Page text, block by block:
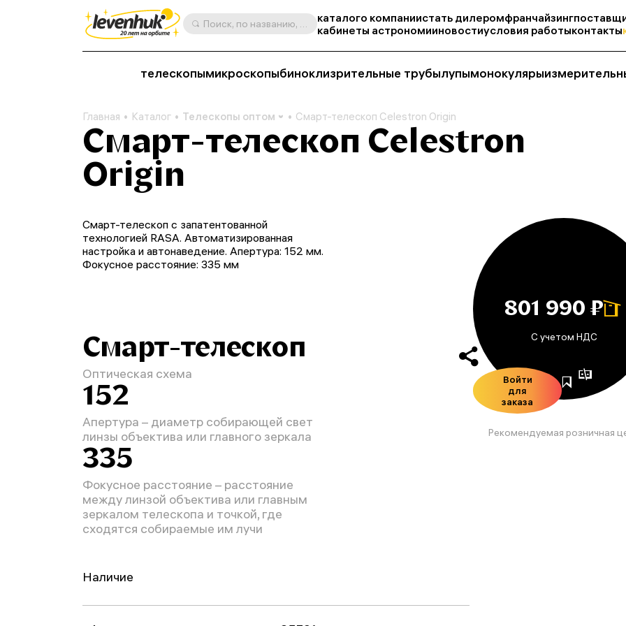
Поиск, по названию, артикулу, категории и др. каталого компаниистать дилеромфранчайзинг
кабинеты астрономииновостиусловия работыконтакты
телескопымикроскопыбиноклизрительные трубылупымонокуляры
Главная Каталог Телескопы оптом Смарт-телескоп Celestron Origin
Смарт-телескоп Celestron
Origin
801 990 ₽
С учетом НДС
Войти
для
заказа
Рекомендуемая розничная
Смарт-телескоп с запатентованной
технологией RASA. Автоматизированная
настройка и автонаведение. Апертура: 152 мм.
Фокусное расстояние: 335 мм
Смарт-телескоп
Оптическая схема
152
Апертура – диаметр собирающей свет
линзы объектива или главного зеркала
335
Фокусное расстояние – расстояние
между линзой объектива или главным
зеркалом телескопа и точкой, где
сходятся собираемые им лучи
Наличие